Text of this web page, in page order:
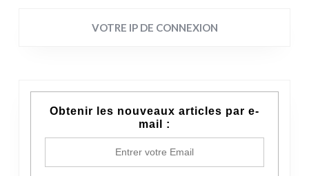
VOTRE IP DE CONNEXION
Obtenir les nouveaux articles par e-
mail :